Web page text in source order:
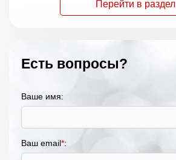
Перейти в раздел
Есть вопросы?
Ваше имя:
Ваш email*: